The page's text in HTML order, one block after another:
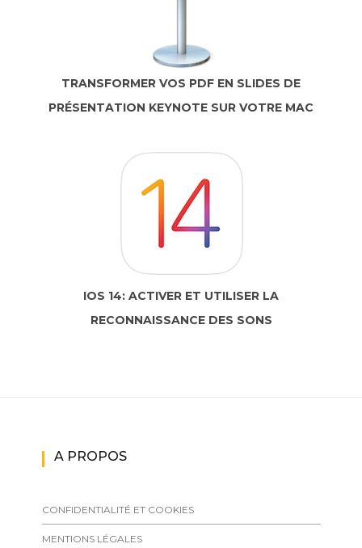
TRANSFORMER VOS PDF EN SLIDES DE
PRÉSENTATION KEYNOTE SUR VOTRE MAC
IOS 14: ACTIVER ET UTILISER LA
RECONNAISSANCE DES SONS
A PROPOS
CONFIDENTIALITÉ ET COOKIES
MENTIONS LÉGALES